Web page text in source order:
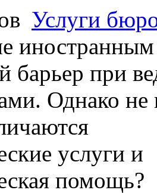
Услуги
барьер при
Однако не